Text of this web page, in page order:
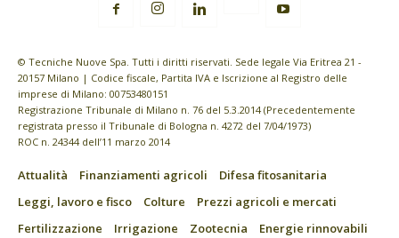
© Tecniche Nuove Spa. Tutti i diritti riservati. Sede legale Via Eritrea 21 -
20157 Milano | Codice fiscale, Partita IVA e Iscrizione al Registro delle
imprese di Milano: 00753480151
Registrazione Tribunale di Milano n. 76 del 5.3.2014 (Precedentemente
registrata presso il Tribunale di Bologna n. 4272 del 7/04/1973)
ROC n. 24344 dell’11 marzo 2014
Attualità Finanziamenti agricoli
Difesa fitosanitaria
Leggi, lavoro e fisco
Colture
Prezzi agricoli e mercati
Fertilizzazione
Irrigazione Zootecnia
Energie rinnovabili